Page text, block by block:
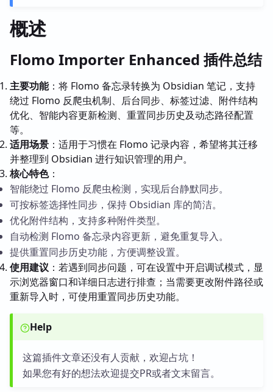
概述
Flomo Importer Enhanced 插件总结
主要功能：将 Flomo 备忘录转换为 Obsidian 笔记，支持
绕过 Flomo 反爬虫机制、后台同步、标签过滤、附件结构
优化、智能内容更新检测、重置同步历史及动态路径配置
等。
适用场景 ：适用于习惯在 Flomo 记录内容，希望将其迁移
并整理到 Obsidian 进行知识管理的用户。
核心特色：
智能绕过 Flomo 反爬虫检测，实现后台静默同步。
可按标签选择性同步，保持 Obsidian 库的简洁。
优化附件结构，支持多种附件类型。
自动检测 Flomo 备忘录内容更新，避免重复导入。
提供重置同步历史功能，方便调整设置。
使用建议 ：若遇到同步问题，可在设置中开启调试模式，显
示浏览器窗口和详细日志进行排查；当需要更改附件路径或
重新导入时，可使用重置同步历史功能。
Help
这篇插件文章还没有人贡献，欢迎占坑！
如果您有好的想法欢迎提交PR或者文末留言。